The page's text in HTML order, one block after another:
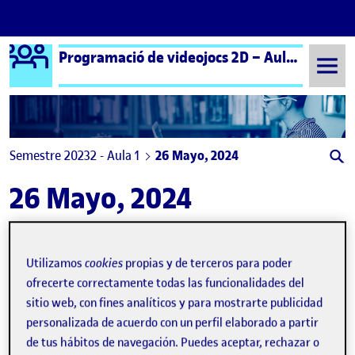
Saltar al contenido
Logo Ágora Programació de videojocs 2D – Aula 1 | Programación de videojuegos 2D – Aula 1
Semestre 20232 - Aula 1 26 Mayo, 2024
26 Mayo, 2024
Utilizamoscookies propias y de terceros para poder
ofrecerte correctamente todas las funcionalidades del
sitio web, con fines analíticos y para mostrarte publicidad
personalizada de acuerdo con un perfil elaborado a partir
de tus hábitos de navegación. Puedes aceptar, rechazar o